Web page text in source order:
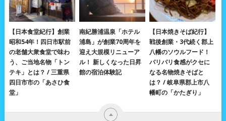
【日本食堂紀行】創業
昭和54年！四日市駅前
の老舗大衆食堂で味わ
う、ご当地名物「トン
テキ」とは？ / 三重県
四日市市の「あさひ食
堂」
南紀勝浦温泉「ホテル
浦島」が創業70周年を
迎え大規模リニューア
ル！ 新しくなった日昇
館の宿泊体験記
【日本焼きそば紀行】
戦後創業・3代続く郡上
八幡のソウルフード！
パリパリ食感がクセに
なる名物焼きそばと
は？ / 岐阜県郡上市八
幡町の「かたぎり」